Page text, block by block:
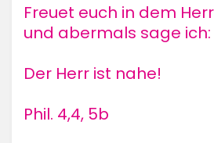
Freuet euch in dem
und abermals sage ich:
Der Herr ist nahe!
Phil. 4,4, 5b